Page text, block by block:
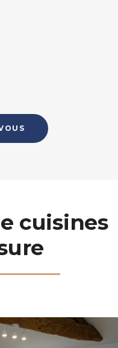
cuisines